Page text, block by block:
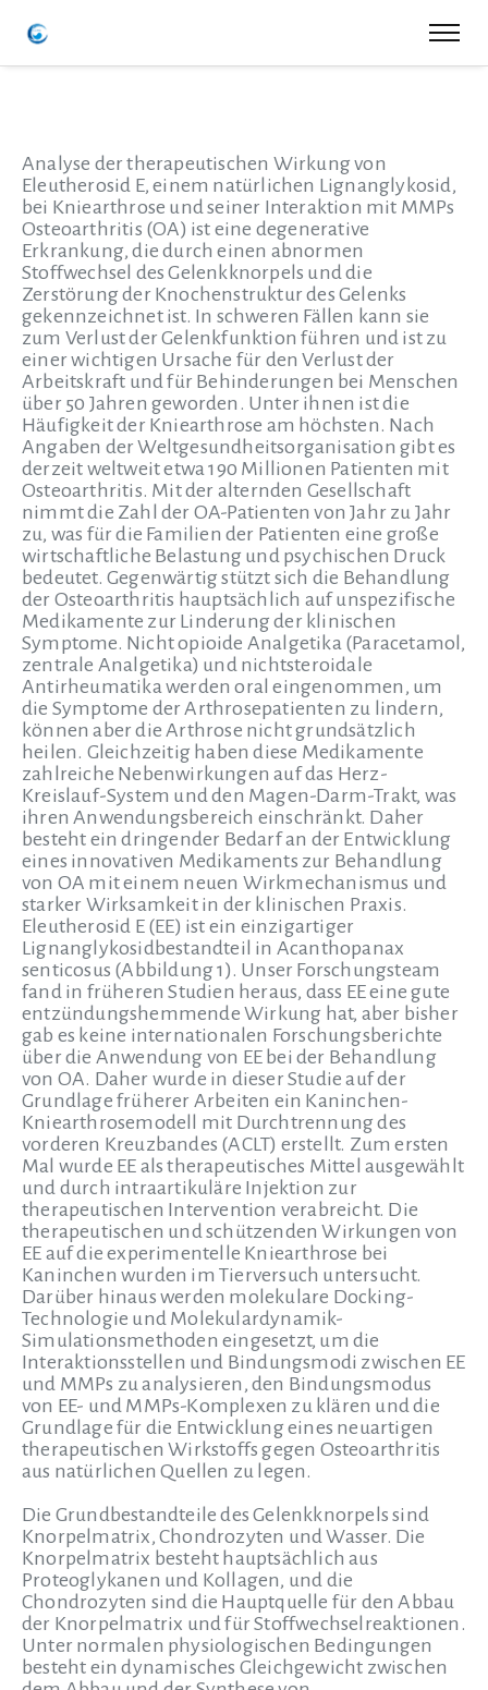
Analyse der therapeutischen Wirkung von
Eleutherosid E, einem natürlichen Lignanglykosid,
bei Kniearthrose und seiner Interaktion mit MMPs
Osteoarthritis (OA) ist eine degenerative
Erkrankung, die durch einen abnormen
Stoffwechsel des Gelenkknorpels und die
Zerstörung der Knochenstruktur des Gelenks
gekennzeichnet ist. In schweren Fällen kann sie
zum Verlust der Gelenkfunktion führen und ist zu
einer wichtigen Ursache für den Verlust der
Arbeitskraft und für Behinderungen bei Menschen
über 50 Jahren geworden. Unter ihnen ist die
Häufigkeit der Kniearthrose am höchsten. Nach
Angaben der Weltgesundheitsorganisation gibt es
derzeit weltweit etwa 190 Millionen Patienten mit
Osteoarthritis. Mit der alternden Gesellschaft
nimmt die Zahl der OA-Patienten von Jahr zu Jahr
zu, was für die Familien der Patienten eine große
wirtschaftliche Belastung und psychischen Druck
bedeutet. Gegenwärtig stützt sich die Behandlung
der Osteoarthritis hauptsächlich auf unspezifische
Medikamente zur Linderung der klinischen
Symptome. Nicht opioide Analgetika (Paracetamol,
zentrale Analgetika) und nichtsteroidale
Antirheumatika werden oral eingenommen, um
die Symptome der Arthrosepatienten zu lindern,
können aber die Arthrose nicht grundsätzlich
heilen. Gleichzeitig haben diese Medikamente
zahlreiche Nebenwirkungen auf das Herz-
Kreislauf-System und den Magen-Darm-Trakt, was
ihren Anwendungsbereich einschränkt. Daher
besteht ein dringender Bedarf an der Entwicklung
eines innovativen Medikaments zur Behandlung
von OA mit einem neuen Wirkmechanismus und
starker Wirksamkeit in der klinischen Praxis.
Eleutherosid E (EE) ist ein einzigartiger
Lignanglykosidbestandteil in Acanthopanax
senticosus (Abbildung 1). Unser Forschungsteam
fand in früheren Studien heraus, dass EE eine gute
entzündungshemmende Wirkung hat, aber bisher
gab es keine internationalen Forschungsberichte
über die Anwendung von EE bei der Behandlung
von OA. Daher wurde in dieser Studie auf der
Grundlage früherer Arbeiten ein Kaninchen-
Kniearthrosemodell mit Durchtrennung des
vorderen Kreuzbandes (ACLT) erstellt. Zum ersten
Mal wurde EE als therapeutisches Mittel ausgewählt
und durch intraartikuläre Injektion zur
therapeutischen Intervention verabreicht. Die
therapeutischen und schützenden Wirkungen von
EE auf die experimentelle Kniearthrose bei
Kaninchen wurden im Tierversuch untersucht.
Darüber hinaus werden molekulare Docking-
Technologie und Molekulardynamik-
Simulationsmethoden eingesetzt, um die
Interaktionsstellen und Bindungsmodi zwischen EE
und MMPs zu analysieren, den Bindungsmodus
von EE- und MMPs-Komplexen zu klären und die
Grundlage für die Entwicklung eines neuartigen
therapeutischen Wirkstoffs gegen Osteoarthritis
aus natürlichen Quellen zu legen.
Die Grundbestandteile des Gelenkknorpels sind
Knorpelmatrix, Chondrozyten und Wasser. Die
Knorpelmatrix besteht hauptsächlich aus
Proteoglykanen und Kollagen, und die
Chondrozyten sind die Hauptquelle für den Abbau
der Knorpelmatrix und für Stoffwechselreaktionen.
Unter normalen physiologischen Bedingungen
besteht ein dynamisches Gleichgewicht zwischen